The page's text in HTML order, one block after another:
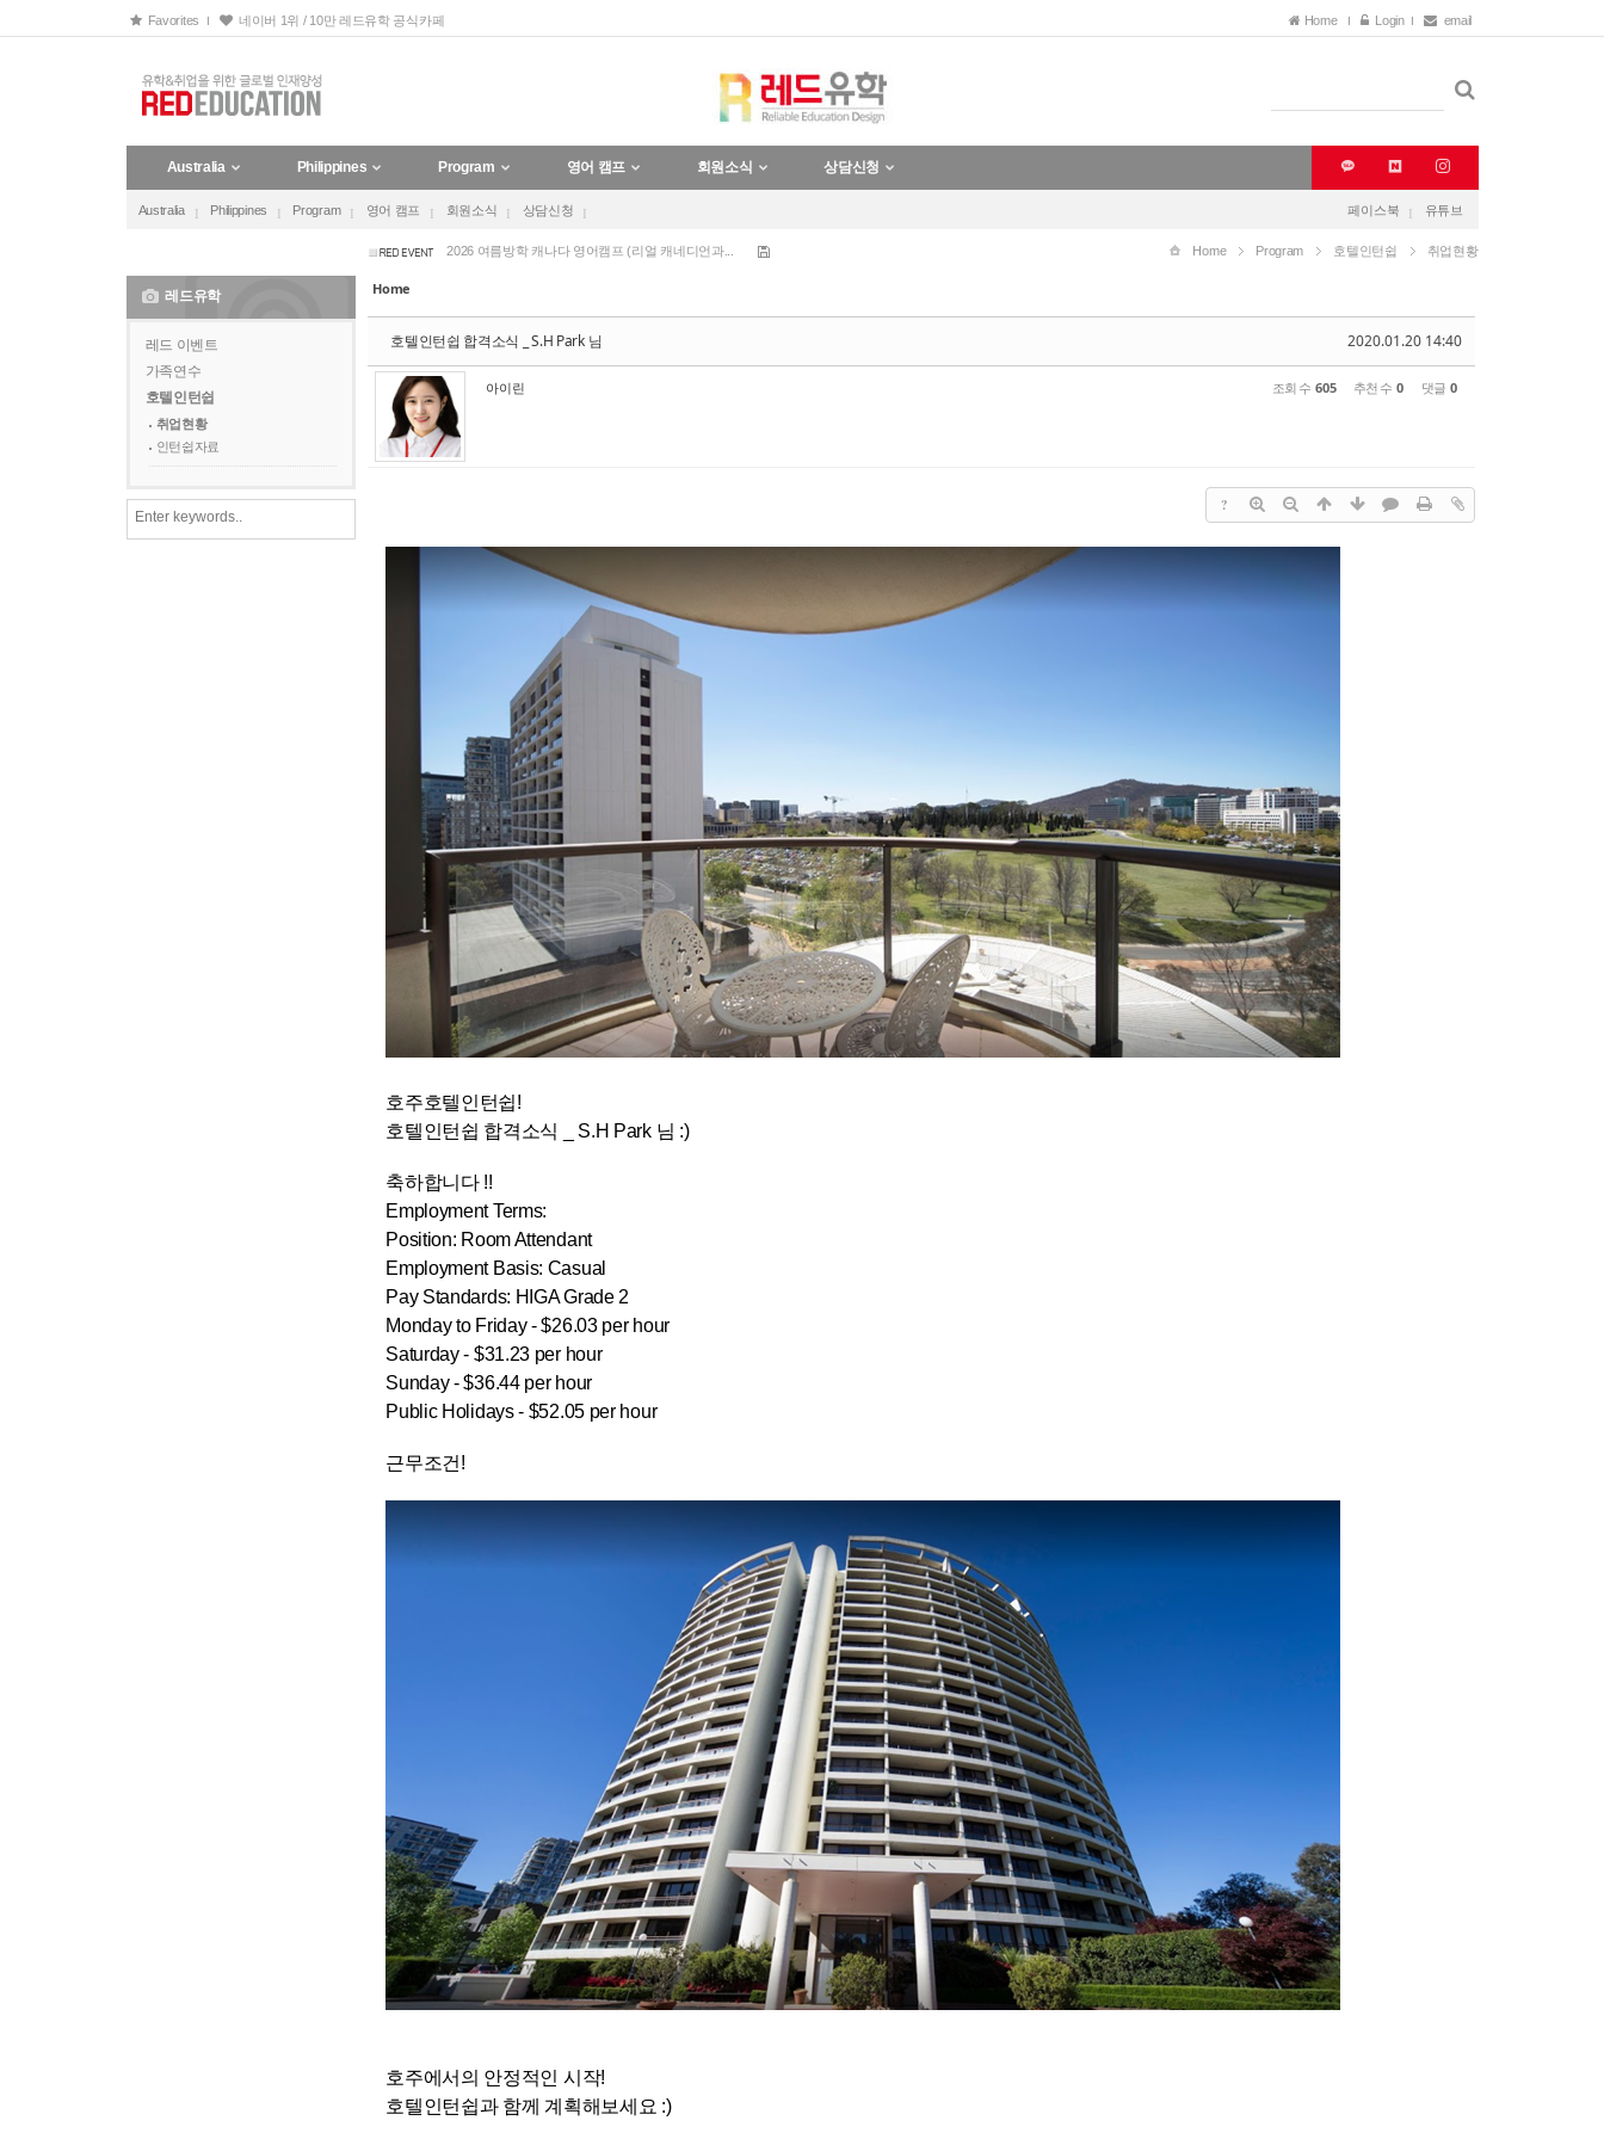
Favorites 네이버 1위 / 10만 레드유학 공식카페 Home Login email
Australia Philippines Program 영어 캠프 회원소식 상담신청
Australia Philippines Program 영어 캠프 회원소식 상담신청 페이스북 유튜브
레드유학
레드 이벤트
가족연수
호텔인턴쉽
취업현황
인턴쉽자료
호주 유아교육 보육교사 일자리 보장 호주 채용 ...
2027 겨울방학 다낭 가족캠프 한달살기 (국제학교...
2026 여름방학 캐나다 영어캠프 (리얼 캐네디언과...
27년 겨울방학 방콕 국제학교 스쿨링 가족캠프
2027 겨울방학 다낭 가족캠프 한달살기 (국제학교...
2026 여름방학 캐나다 영어캠프 (리얼 캐네디언과...
27년 겨울방학 방콕 국제학교 스쿨링 가족캠프
27년 겨울방학 푸켓 국제학교 스쿨링 가족캠프
Home Program 호텔인턴쉽 취업현황
Home
2020.01.20 14:40
호텔인턴쉽 합격소식 _ S.H Park 님
아이린 조회 수 605 추천 수 0 댓글 0
?
호주호텔인턴쉽!
호텔인턴쉽 합격소식 _ S.H Park 님 :)
축하합니다 !!
Employment Terms:
Position: Room Attendant
Employment Basis: Casual
Pay Standards: HIGA Grade 2
Monday to Friday - $26.03 per hour
Saturday - $31.23 per hour
Sunday - $36.44 per hour
Public Holidays - $52.05 per hour
근무조건!
호주에서의 안정적인 시작!
호텔인턴쉽과 함께 계획해보세요 :)